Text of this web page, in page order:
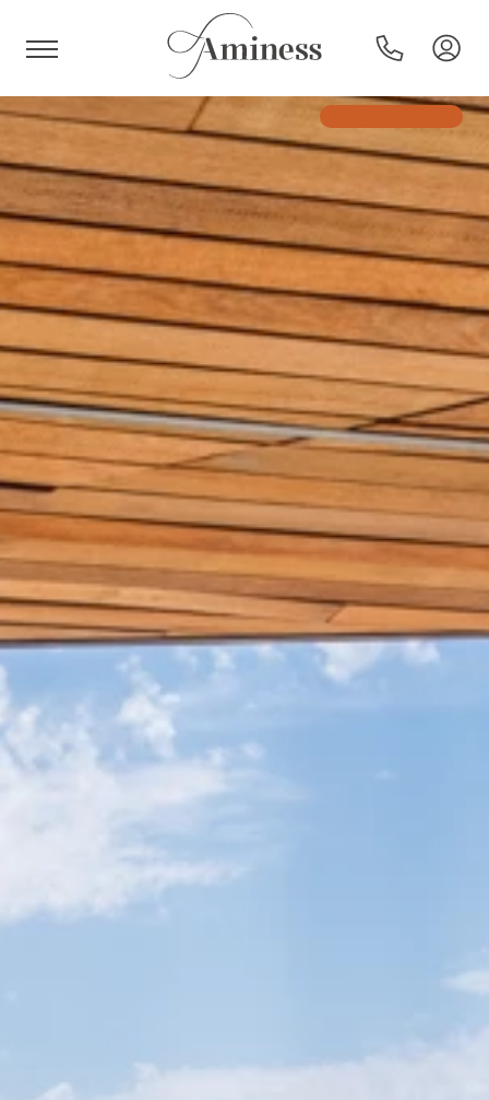
HR
Hoteli i resorti
Kampovi
Posebne ponude
Destinacije
Interesi
Ami Loyalty program
Blogovi